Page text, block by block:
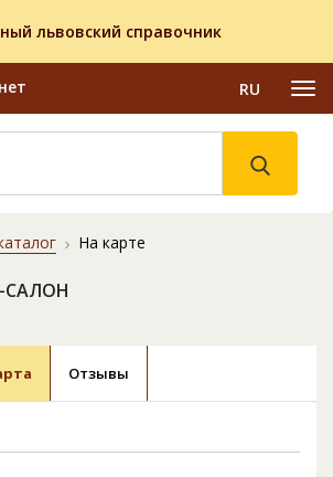
львовский справочник
RU
На карте
САЛОН
Отзывы